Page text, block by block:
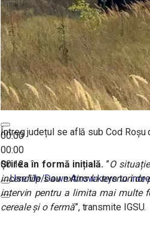
00:00
00:00
00:12
Use Up/Down Arrow keys to
Întreg județul se află sub Cod Roșu
Șrirea în formă inițială. ”O
incendiile s-au extins la terenuri
intervin pentru a limita mai multe
cereale și o fermă”, transmite IGSU.